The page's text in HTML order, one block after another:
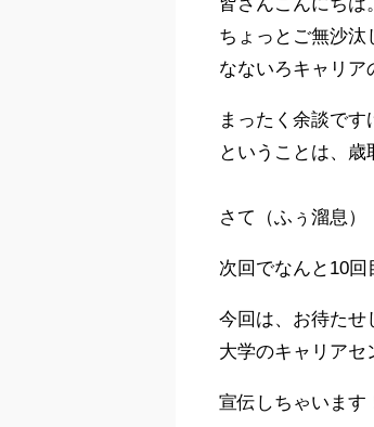
ちょっとご無沙汰
なないろキャリア
まったく余談です
ということは、歳
さて（ふぅ溜息）
次回でなんと10回
今回は、お待たせ
大学のキャリアセ
宣伝しちゃいます